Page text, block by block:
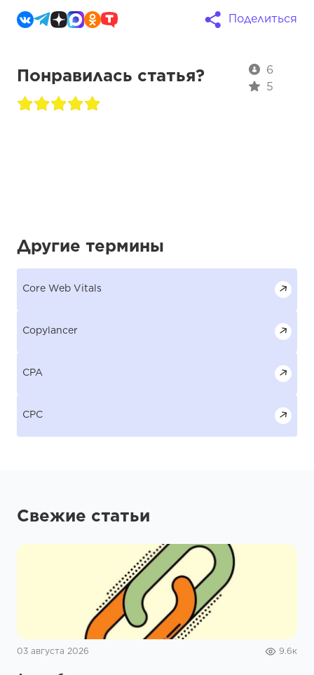
CPA
CPC
Свежие статьи
Анализ бэклинков